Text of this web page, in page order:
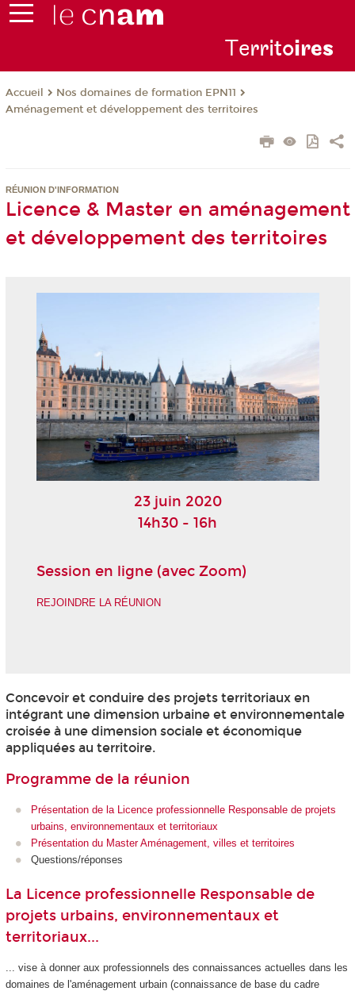
Territoires
Accueil
Nos domaines de formation EPN11
Aménagement et développement des territoires
RÉUNION D'INFORMATION
Licence & Master en aménagement
et développement des territoires
23 juin 2020
14h30 - 16h
Session en ligne (avec Zoom)
REJOINDRE LA RÉUNION
Concevoir et conduire des projets territoriaux en
intégrant une dimension urbaine et environnementale
croisée à une dimension sociale et économique
appliquées au territoire.
Programme de la réunion
Présentation de la Licence professionnelle Responsable de projets
urbains, environnementaux et territoriaux
Présentation du Master Aménagement, villes et territoires
Questions/réponses
La Licence professionnelle Responsable de
projets urbains, environnementaux et
territoriaux...
... vise à donner aux professionnels des connaissances actuelles dans les
domaines de l'aménagement urbain (connaissance de base du cadre